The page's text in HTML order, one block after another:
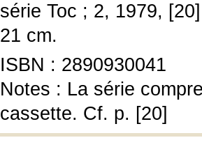
série Toc ; 2, 1979,
21 cm.
ISBN : 2890930041
Notes : La série
cassette. Cf. p. [20]